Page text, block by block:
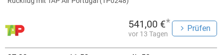
541,00 €*
vor 13 Tagen
Prüfen